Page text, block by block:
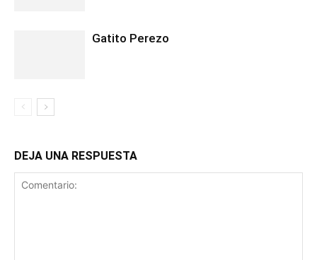
Gatito Perezo
DEJA UNA RESPUESTA